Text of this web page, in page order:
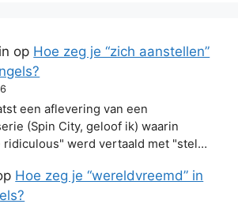
op Hoe zeg je “zich aanstellen”
een aflevering van een
(Spin City, geloof ik) waarin
ridiculous" werd vertaald met "stel…
Hoe zeg je “wereldvreemd” in